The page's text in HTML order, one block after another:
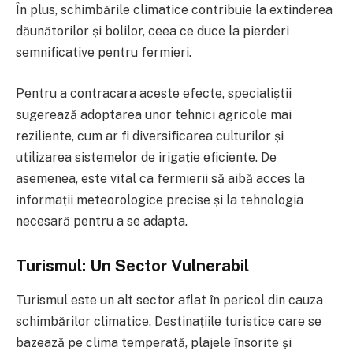
În plus, schimbările climatice contribuie la extinderea
dăunătorilor și bolilor, ceea ce duce la pierderi
semnificative pentru fermieri.
Pentru a contracara aceste efecte, specialiștii
sugerează adoptarea unor tehnici agricole mai
reziliente, cum ar fi diversificarea culturilor și
utilizarea sistemelor de irigație eficiente. De
asemenea, este vital ca fermierii să aibă acces la
informații meteorologice precise și la tehnologia
necesară pentru a se adapta.
Turismul: Un Sector Vulnerabil
Turismul este un alt sector aflat în pericol din cauza
schimbărilor climatice. Destinațiile turistice care se
bazează pe clima temperată, plajele însorite și